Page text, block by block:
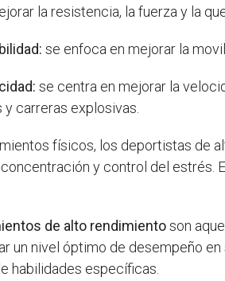
la resistencia, la fuerza y la
se enfoca en mejorar la
se centra en mejorar la
carreras explosivas.
físicos, los deportistas de
y control del estrés.
de alto rendimientoson
un nivel óptimo de desempeño
habilidades específicas.